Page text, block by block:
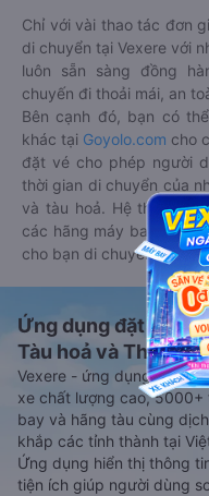
Chỉ với vài thao tác đơn
di chuyển tại Vexere với
luôn sẵn sàng đồng
chuyến đi thoải mái, an
Bên cạnh đó, bạn có
khác tại Goyolo.com cho
đặt vé cho phép người
thời gian di chuyển của
và tàu hoả. Hệ thống
các hãng máy bay, xe
cho bạn di chuyển.
Ứng dụng đặt vé Xe
Tàu hoả và Thuê xe
Vexere - ứng dụng đặt vé
xe chất lượng cao,
bay và hãng tàu cùng
khắp các tỉnh thành tại
Ứng dụng hiển thị thông
tiện ích giúp người dùng